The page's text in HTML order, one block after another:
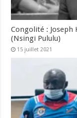
Congolité : Joseph
(Nsingi Pululu)
15 juillet 2021